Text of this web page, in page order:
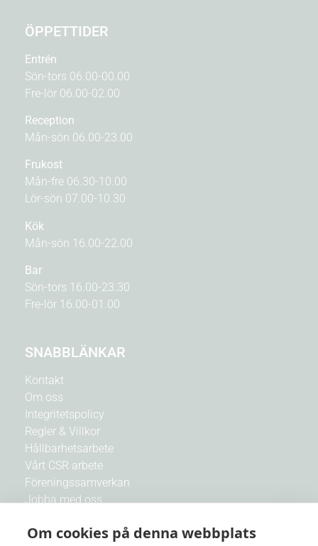
Om cookies på denna webbplats
ÖPPETTIDER
Entrén
Sön-tors 06.00-00.00
Fre-lör 06.00-02.00
Reception
Mån-sön 06.00-23.00
Frukost
Mån-fre 06.30-10.00
Lör-sön 07.00-10.30
Kök
Mån-sön 16.00-22.00
Bar
Sön-tors 16.00-23.30
Fre-lör 16.00-01.00
SNABBLÄNKAR
Kontakt
Om oss
Integritetspolicy
Regler & Villkor
Hållbarhetsarbete
Vårt CSR arbete
Föreningssamverkan
Jobba med oss